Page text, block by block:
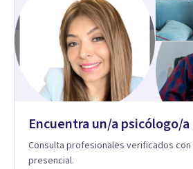
Encuentra un/a psicólogo/a
Consulta profesionales verificados
presencial.